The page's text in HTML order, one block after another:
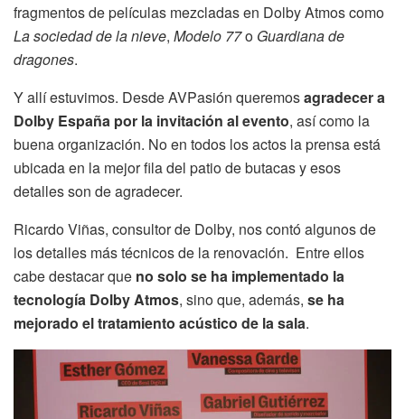
fragmentos de películas mezcladas en Dolby Atmos como
La sociedad de la nieve, Modelo 77o Guardiana de
dragones.
Y allí estuvimos. Desde AVPasión queremosagradecer a
Dolby España por la invitación al evento, así como la
buena organización. No en todos los actos la prensa está
ubicada en la mejor fila del patio de butacas y esos
detalles son de agradecer.
Ricardo Viñas, consultor de Dolby, nos contó algunos de
los detalles más técnicos de la renovación. Entre ellos
cabe destacar que no solo se ha implementado la
tecnología Dolby Atmos, sino que, además, se ha
mejorado el tratamiento acústico de la sala.